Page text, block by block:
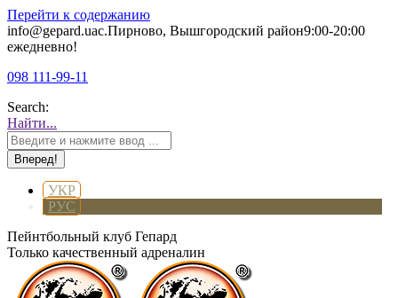
Перейти к содержанию
info@gepard.uaс.Пирново, Вышгородский район9:00-20:00
ежедневно!
098 111-99-11
Search:
Найти...
УКР
РУС
Пейнтбольный клуб Гепард
Только качественный адреналин